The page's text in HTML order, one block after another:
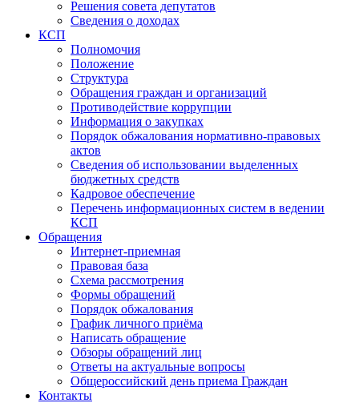
Решения совета депутатов
Сведения о доходах
КСП
Полномочия
Положение
Структура
Обращения граждан и организаций
Противодействие коррупции
Информация о закупках
Порядок обжалования нормативно-правовых
актов
Сведения об использовании выделенных
бюджетных средств
Кадровое обеспечение
Перечень информационных систем в ведении
КСП
Обращения
Интернет-приемная
Правовая база
Схема рассмотрения
Формы обращений
Порядок обжалования
График личного приёма
Написать обращение
Обзоры обращений лиц
Ответы на актуальные вопросы
Общероссийский день приема Граждан
Контакты